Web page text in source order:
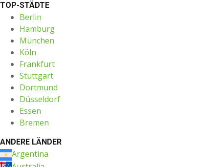
TOP-STÄDTE
Berlin
Hamburg
München
Köln
Frankfurt
Stuttgart
Dortmund
Düsseldorf
Essen
Bremen
ANDERE LÄNDER
Argentina